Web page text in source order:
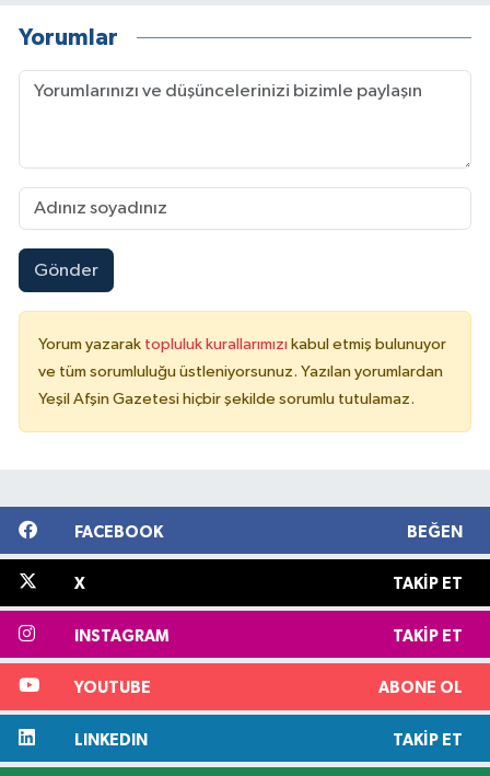
Yorumlar
Gönder
Yorum yazarak topluluk kurallarımızı kabul etmiş bulunuyor
ve tüm sorumluluğu üstleniyorsunuz. Yazılan yorumlardan
Yeşil Afşin Gazetesi hiçbir şekilde sorumlu tutulamaz.
FACEBOOK BEĞEN
X TAKIP ET
INSTAGRAM TAKIP ET
YOUTUBE ABONE OL
LINKEDIN TAKIP ET